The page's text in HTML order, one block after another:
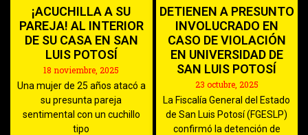
¡ACUCHILLA A SU
PAREJA! AL INTERIOR
DE SU CASA EN SAN
LUIS POTOSÍ
18 noviembre, 2025
Una mujer de 25 años atacó a
su presunta pareja
sentimental con un cuchillo
tipo
DETIENEN A PRESUNTO
INVOLUCRADO EN
CASO DE VIOLACIÓN
EN UNIVERSIDAD DE
SAN LUIS POTOSÍ
23 octubre, 2025
La Fiscalía General del Estado
de San Luis Potosí (FGESLP)
confirmó la detención de